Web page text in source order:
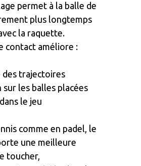
permet à la balle de
plus longtemps
la raquette.
contact améliore :
trajectoires
sur les balles placées
le jeu
comme en padel, le
une meilleure
toucher,